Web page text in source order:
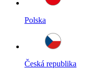
Polska
Česká republika